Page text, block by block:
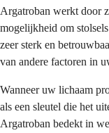
Argatroban werkt door
mogelijkheid om
zeer sterk en
van andere factoren in
Wanneer uw lichaam
als een sleutel die het
Argatroban bedekt in